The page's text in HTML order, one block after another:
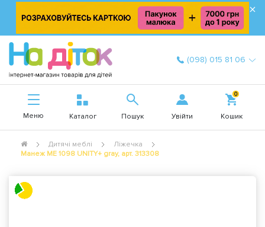
×
(098) 015 81 06
Меню Каталог Пошук Увійти
0
Кошик
Дитячі меблі
Ліжечка
Манеж ME 1098 UNITY+ gray, арт. 313308